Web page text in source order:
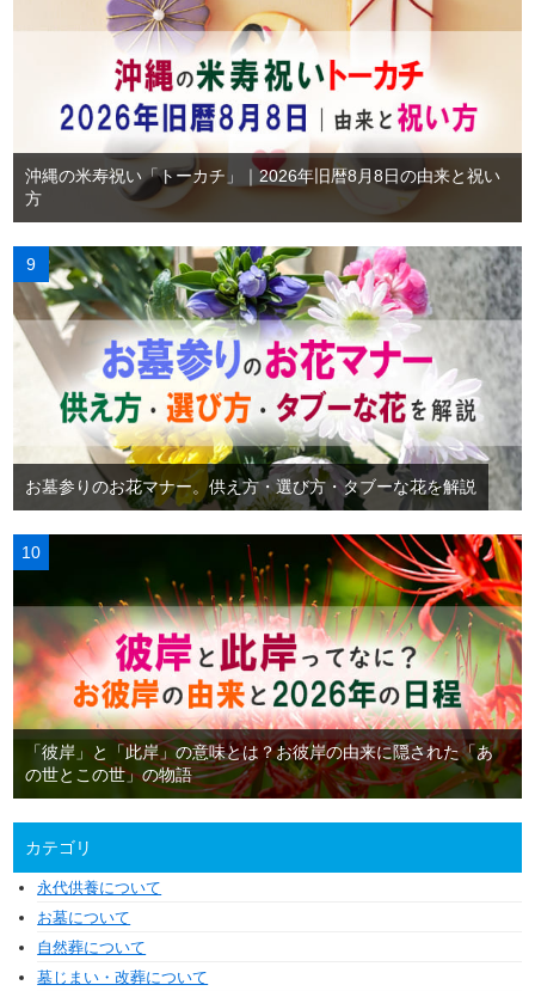
沖縄の米寿祝い「トーカチ」｜2026年旧暦8月8日の由来と祝い
方
お墓参りのお花マナー。供え方・選び方・タブーな花を解説
「彼岸」と「此岸」の意味とは？お彼岸の由来に隠された「あ
の世とこの世」の物語
カテゴリ
永代供養について
お墓について
自然葬について
墓じまい・改葬について